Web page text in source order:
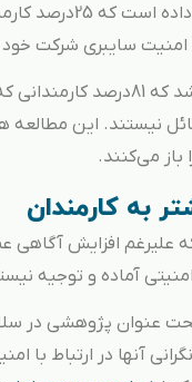
یک مطالعه
امنیت سایبری شرکت
که از یک
باز می‌کنند.
به کارمندان
افزایش آگاهی
آماده و توجیه